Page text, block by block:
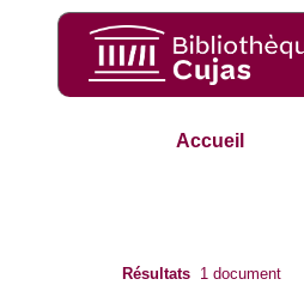
Accueil
Résultats 1 document